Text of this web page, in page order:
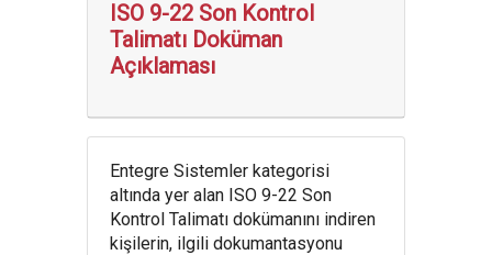
ISO 9-22 Son Kontrol
Talimatı Doküman
Açıklaması
Entegre Sistemler kategorisi
altında yer alan ISO 9-22 Son
Kontrol Talimatı dokümanını indiren
kişilerin, ilgili dokumantasyonu